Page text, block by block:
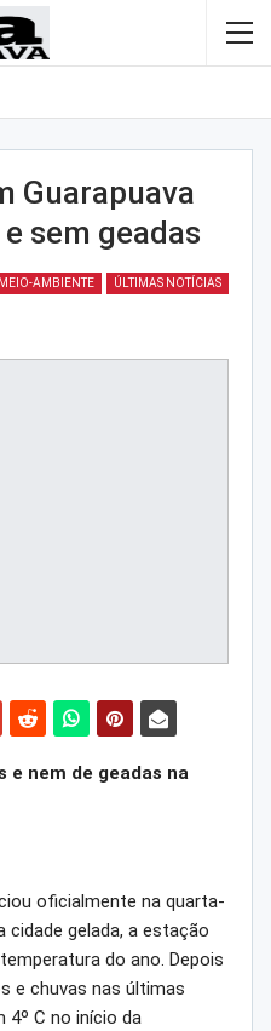
Guarapuava
sem geadas
MEIO-AMBIENTE ÚLTIMAS NOTÍCIAS
e nem de geadas na
oficialmente na quarta-
cidade gelada, a estação
do ano. Depois
e chuvas nas últimas
4º C no início da